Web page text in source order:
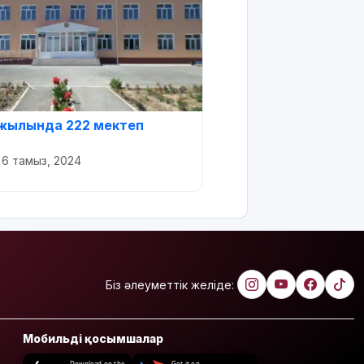
222 мектеп
6 тамыз, 2024
Біз әлеуметтік желіде:
Мобильді қосымшалар